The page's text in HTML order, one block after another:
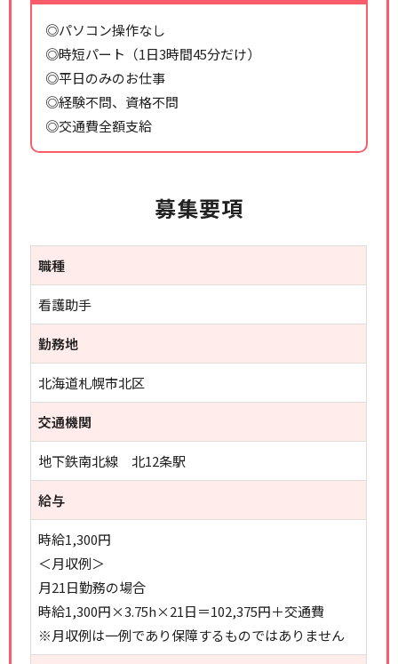
◎パソコン操作なし
◎時短パート（1日3時間45分だけ）
◎平日のみのお仕事
◎経験不問、資格不問
◎交通費全額支給
募集要項
職種
看護助手
勤務地
北海道札幌市北区
交通機関
地下鉄南北線 北12条駅
給与
時給1,300円
＜月収例＞
月21日勤務の場合
時給1,300円×3.75h×21日＝102,375円＋交通費
※月収例は一例であり保障するものではありません